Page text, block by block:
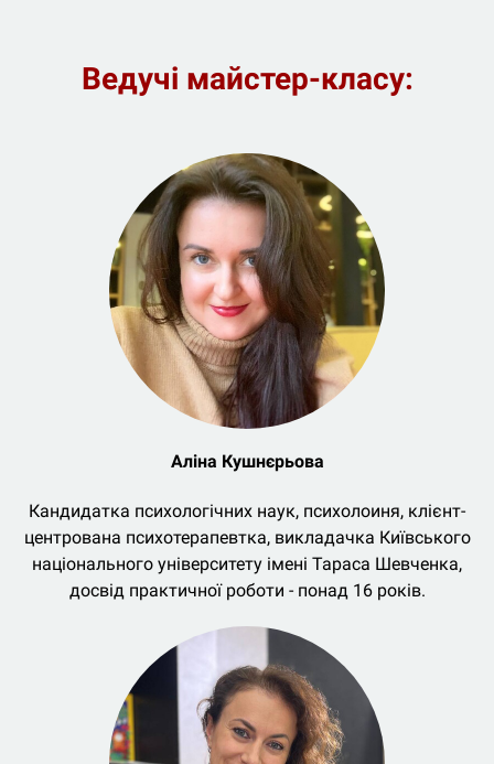
Ведучі майстер-класу:
Аліна Кушнєрьова
Кандидатка психологічних наук, психолоиня, клієнт-
центрована психотерапевтка, викладачка Київського
національного університету імені Тараса Шевченка,
досвід практичної роботи - понад 16 років.